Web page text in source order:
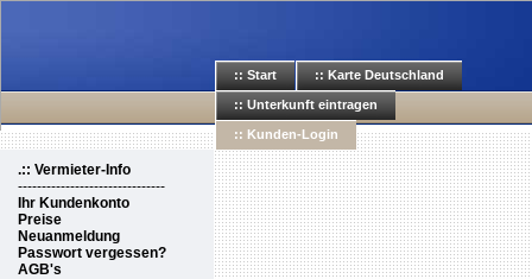
:: Start :: Karte Deutschland
:: Unterkunft eintragen
:: Kunden-Login
.:: Vermieter-Info
-------------------------------
Ihr Kundenkonto
Preise
Neuanmeldung
Passwort vergessen?
AGB's